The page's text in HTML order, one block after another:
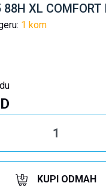
XL COMFORT
1 kom
KUPI ODMAH